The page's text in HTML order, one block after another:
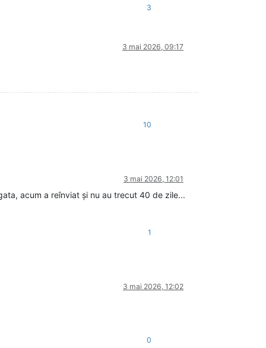
3
3 mai 2026, 09:17
10
3 mai 2026, 12:01
acum a reînviat și nu au trecut 40 de zile...
1
3 mai 2026, 12:02
0